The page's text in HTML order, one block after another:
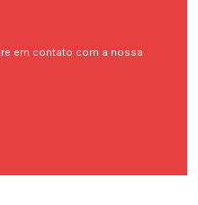
em contato com a nossa